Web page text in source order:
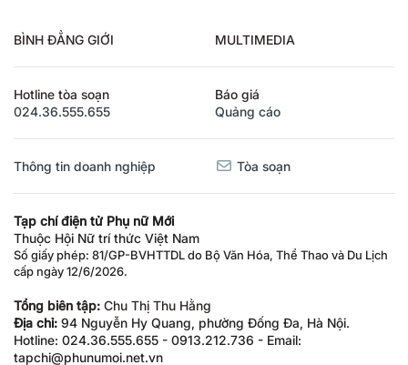
BÌNH ĐẲNG GIỚI MULTIMEDIA
Hotline tòa soạn
024.36.555.655
Báo giá
Quảng cáo
Thông tin doanh nghiệp Tòa soạn
Tạp chí điện tử Phụ nữ Mới
Thuộc Hội Nữ trí thức Việt Nam
Số giấy phép: 81/GP-BVHTTDL do Bộ Văn Hóa, Thể Thao và Du Lịch
cấp ngày 12/6/2026.
Tổng biên tập: Chu Thị Thu Hằng
Địa chỉ: 94 Nguyễn Hy Quang, phường Đống Đa, Hà Nội.
Hotline: 024.36.555.655 - 0913.212.736 - Email:
tapchi@phunumoi.net.vn